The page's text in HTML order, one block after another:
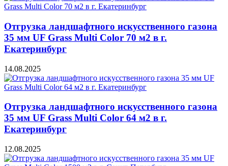
Отгрузка ландшафтного искусственного газона
35 мм UF Grass Multi Color 70 м2 в г.
Екатеринбург
14.08.2025
Отгрузка ландшафтного искусственного газона
35 мм UF Grass Multi Color 64 м2 в г.
Екатеринбург
12.08.2025